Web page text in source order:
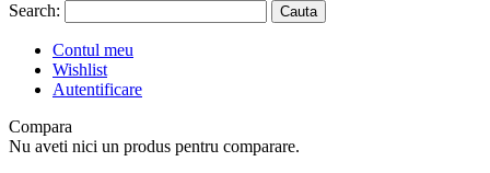
Search:
Cauta
Contul meu
Wishlist
Autentificare
Compara
Nu aveti nici un produs pentru comparare.